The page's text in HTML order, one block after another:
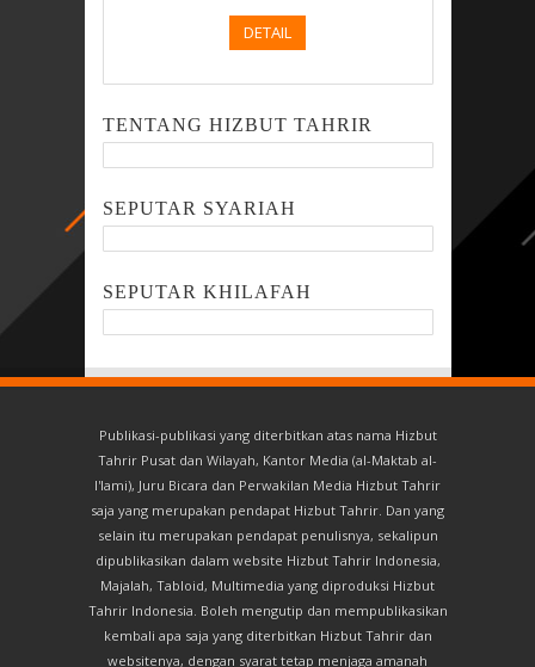
DETAIL
TENTANG HIZBUT TAHRIR
SEPUTAR SYARIAH
SEPUTAR KHILAFAH
Publikasi-publikasi yang diterbitkan atas nama Hizbut
Tahrir Pusat dan Wilayah, Kantor Media (al-Maktab al-
I'lami), Juru Bicara dan Perwakilan Media Hizbut Tahrir
saja yang merupakan pendapat Hizbut Tahrir. Dan yang
selain itu merupakan pendapat penulisnya, sekalipun
dipublikasikan dalam website Hizbut Tahrir Indonesia,
Majalah, Tabloid, Multimedia yang diproduksi Hizbut
Tahrir Indonesia. Boleh mengutip dan mempublikasikan
kembali apa saja yang diterbitkan Hizbut Tahrir dan
websitenya, dengan syarat tetap menjaga amanah